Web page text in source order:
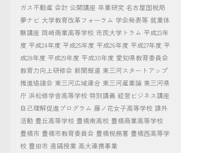
ガス不動産 会計 公開講座 卒業研究 名古屋国税局
夢ナビ 大学教育改革フォーラム 学会発表等 就業体
験講座 岡崎商業高等学校 市民大学トラム 平成23年
度 平成24年度 平成25年度 平成26年度 平成27年度 平
成28年度 平成29年度 平成30年度 愛知県教育委員会
教育力向上研修会 新聞報道 東三河スタートアップ
推進協議会 東三河広域連合 東三河産業論 東三河県
庁 浜松修学舎高等学校 特別講義 経営ビジネス講座
自己理解促進プログラム 藤ノ花女子高等学校 課外
活動 豊丘高等学校 豊橋南高校 豊橋商業高等学校
豊橋市 豊橋市教育委員会 豊橋税務署 豊橋西高等学
校 豊田市 遠隔授業 高大連携事業